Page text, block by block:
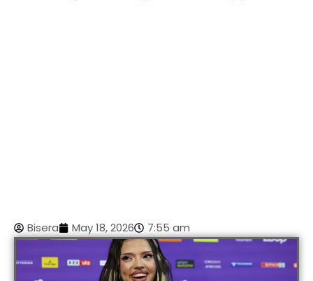
Bisera May 18, 2026 7:55 am